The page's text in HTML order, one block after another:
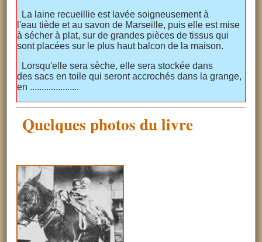
La laine recueillie est lavée soigneusement à
l'eau tiède et au savon de Marseille, puis elle est mise
à sécher à plat, sur de grandes pièces de tissus qui
sont placées sur le plus haut balcon de la maison.
Lorsqu'elle sera sèche, elle sera stockée dans
des sacs en toile qui seront accrochés dans la grange,
en .....................
Quelques photos du livre